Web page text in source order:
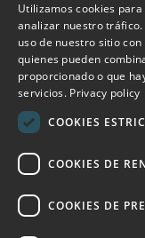
Suscribirse al
Suscríbase para
novedades,
Utilizamos cookies
analizar nuestro
uso de nuestro sitio
quienes pueden
proporcionado o que
servicios. Privacy policy
COOKIES
COOKIES DE
COOKIES DE